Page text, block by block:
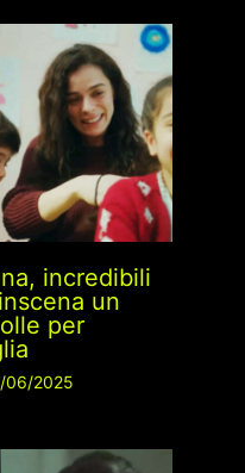
incredibili
un
per
06/2025